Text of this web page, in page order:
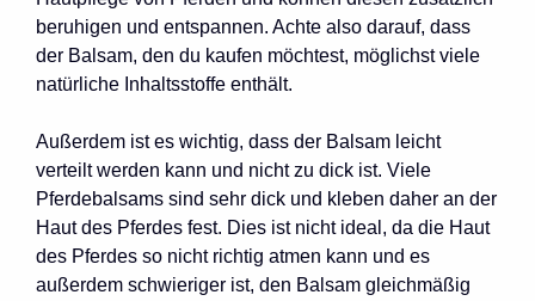
beruhigen und entspannen. Achte also darauf, dass
der Balsam, den du kaufen möchtest, möglichst viele
natürliche Inhaltsstoffe enthält.
Außerdem ist es wichtig, dass der Balsam leicht
verteilt werden kann und nicht zu dick ist. Viele
Pferdebalsams sind sehr dick und kleben daher an der
Haut des Pferdes fest. Dies ist nicht ideal, da die Haut
des Pferdes so nicht richtig atmen kann und es
außerdem schwieriger ist, den Balsam gleichmäßig